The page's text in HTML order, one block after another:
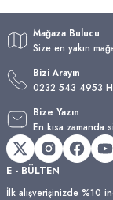
Mağaza Bulucu
Size en yakın
Bizi Arayın
0232 543 4953
Bize Yazın
En kısa zamanda
E - BÜLTEN
İlk alışverişinizde %10